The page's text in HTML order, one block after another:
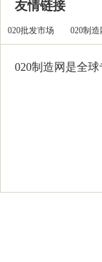
友情链接
020批发市场 020制造
020制造网是全